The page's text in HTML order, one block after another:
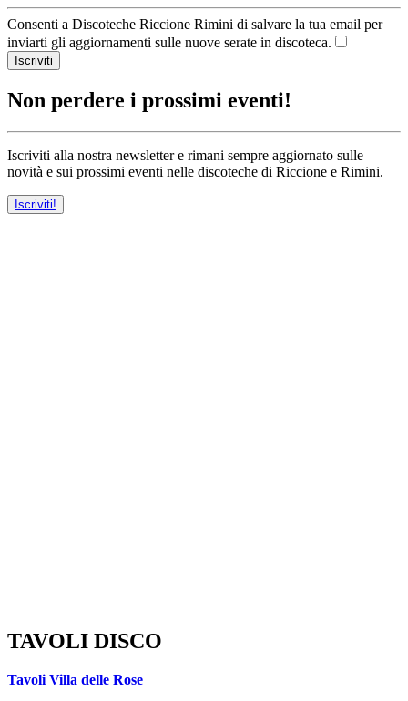
Consenti a Discoteche Riccione Rimini di salvare la tua email per
inviarti gli aggiornamenti sulle nuove serate in discoteca.
Iscriviti
Non perdere i prossimi eventi!
Iscriviti alla nostra newsletter e rimani sempre aggiornato sulle
novità e sui prossimi eventi nelle discoteche di Riccione e Rimini.
Iscriviti!
TAVOLI DISCO
Tavoli Villa delle Rose